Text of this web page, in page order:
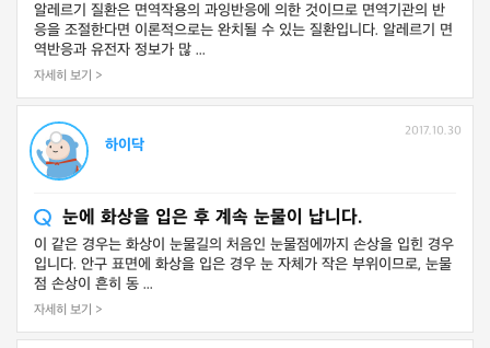
알레르기 질환은 면역작용의 과잉반응에 의한 것이므로 면역기관의 반
응을 조절한다면 이론적으로는 완치될 수 있는 질환입니다. 알레르기 면
역반응과 유전자 정보가 많 ...
자세히 보기 >
하이닥
2017.10.30
눈에 화상을 입은 후 계속 눈물이 납니다.
이 같은 경우는 화상이 눈물길의 처음인 눈물점에까지 손상을 입힌 경우
입니다. 안구 표면에 화상을 입은 경우 눈 자체가 작은 부위이므로, 눈물
점 손상이 흔히 동 ...
자세히 보기 >